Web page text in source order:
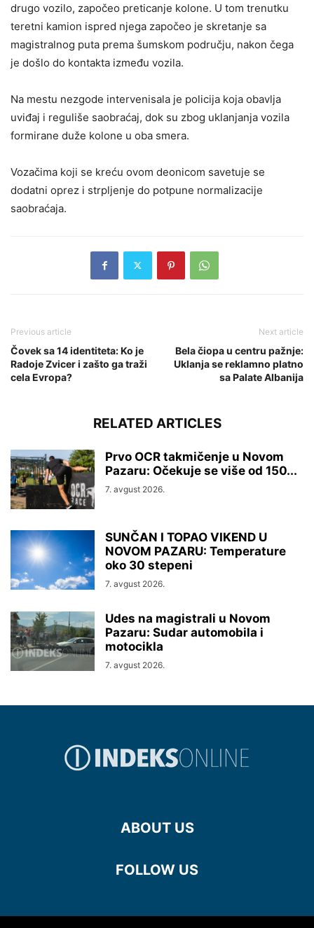
drugo vozilo, započeo preticanje kolone. U tom trenutku
teretni kamion ispred njega započeo je skretanje sa
magistralnog puta prema šumskom području, nakon čega
je došlo do kontakta između vozila.
Na mestu nezgode intervenisala je policija koja obavlja
uviđaj i reguliše saobraćaj, dok su zbog uklanjanja vozila
formirane duže kolone u oba smera.
Vozačima koji se kreću ovom deonicom savetuje se
dodatni oprez i strpljenje do potpune normalizacije
saobraćaja.
Previous article
Čovek sa 14 identiteta: Ko je
Radoje Zvicer i zašto ga traži
cela Evropa?
Next article
Bela čiopa u centru pažnje:
Uklanja se reklamno platno
sa Palate Albanija
RELATED ARTICLES
Prvo OCR takmičenje u Novom
Pazaru: Očekuje se više od 150...
7. avgust 2026.
SUNČAN I TOPAO VIKEND U
NOVOM PAZARU: Temperature
oko 30 stepeni
7. avgust 2026.
Udes na magistrali u Novom
Pazaru: Sudar automobila i
motocikla
7. avgust 2026.
ABOUT US
FOLLOW US